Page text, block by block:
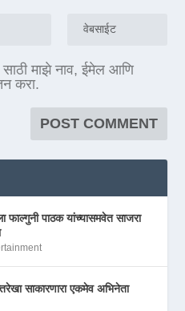
साठी माझे नाव, ईमेल आणि
करा.
फाल्गुनी पाठक यांच्यासमवेत साजरा
साकारणारा एकमेव अभिनेता